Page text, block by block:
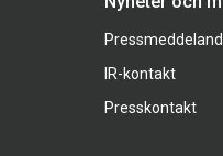
IR-kontakt
Presskontakt